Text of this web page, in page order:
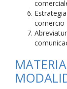
comercio